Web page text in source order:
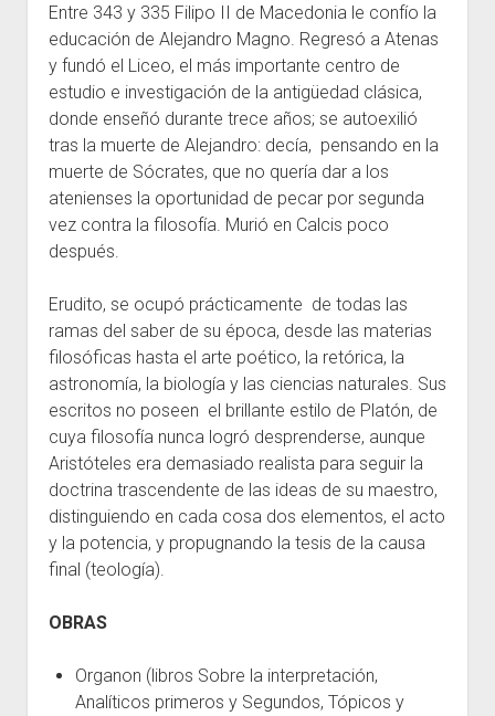
Entre 343 y 335 Filipo II de Macedonia le confío la
educación de Alejandro Magno. Regresó a Atenas
y fundó el Liceo, el más importante centro de
estudio e investigación de la antigüedad clásica,
donde enseñó durante trece años; se autoexilió
tras la muerte de Alejandro: decía, pensando en la
muerte de Sócrates, que no quería dar a los
atenienses la oportunidad de pecar por segunda
vez contra la filosofía. Murió en Calcis poco
después.
Erudito, se ocupó prácticamente de todas las
ramas del saber de su época, desde las materias
filosóficas hasta el arte poético, la retórica, la
astronomía, la biología y las ciencias naturales. Sus
escritos no poseen el brillante estilo de Platón, de
cuya filosofía nunca logró desprenderse, aunque
Aristóteles era demasiado realista para seguir la
doctrina trascendente de las ideas de su maestro,
distinguiendo en cada cosa dos elementos, el acto
y la potencia, y propugnando la tesis de la causa
final (teología).
OBRAS
Organon (libros Sobre la interpretación,
Analíticos primeros y Segundos, Tópicos y